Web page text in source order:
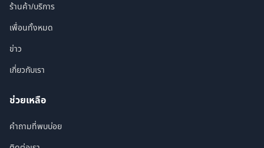
ร้านค้า/บริการ
เพื่อนทั้งหมด
ข่าว
เกี่ยวกับเรา
ช่วยเหลือ
คำถามที่พบบ่อย